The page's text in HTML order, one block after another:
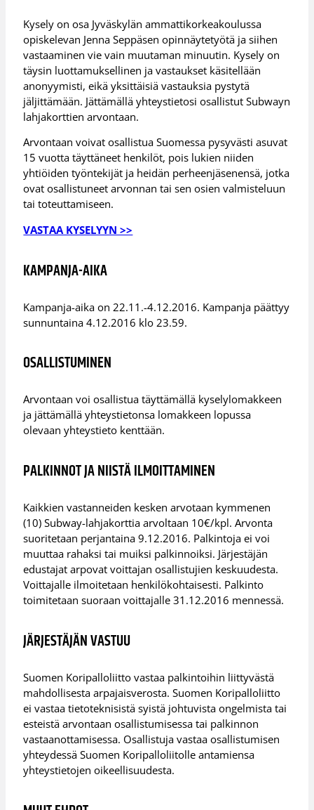
Kysely on osa Jyväskylän ammattikorkeakoulussa
opiskelevan Jenna Seppäsen opinnäytetyötä ja siihen
vastaaminen vie vain muutaman minuutin. Kysely on
täysin luottamuksellinen ja vastaukset käsitellään
anonyymisti, eikä yksittäisiä vastauksia pystytä
jäljittämään. Jättämällä yhteystietosi osallistut Subwayn
lahjakorttien arvontaan.
Arvontaan voivat osallistua Suomessa pysyvästi asuvat
15 vuotta täyttäneet henkilöt, pois lukien niiden
yhtiöiden työntekijät ja heidän perheenjäsenensä, jotka
ovat osallistuneet arvonnan tai sen osien valmisteluun
tai toteuttamiseen.
VASTAA KYSELYYN >>
KAMPANJA-AIKA
Kampanja-aika on 22.11.-4.12.2016. Kampanja päättyy
sunnuntaina 4.12.2016 klo 23.59.
OSALLISTUMINEN
Arvontaan voi osallistua täyttämällä kyselylomakkeen
ja jättämällä yhteystietonsa lomakkeen lopussa
olevaan yhteystieto kenttään.
PALKINNOT JA NIISTÄ ILMOITTAMINEN
Kaikkien vastanneiden kesken arvotaan kymmenen
(10) Subway-lahjakorttia arvoltaan 10€/kpl. Arvonta
suoritetaan perjantaina 9.12.2016. Palkintoja ei voi
muuttaa rahaksi tai muiksi palkinnoiksi. Järjestäjän
edustajat arpovat voittajan osallistujien keskuudesta.
Voittajalle ilmoitetaan henkilökohtaisesti. Palkinto
toimitetaan suoraan voittajalle 31.12.2016 mennessä.
JÄRJESTÄJÄN VASTUU
Suomen Koripalloliitto vastaa palkintoihin liittyvästä
mahdollisesta arpajaisverosta. Suomen Koripalloliitto
ei vastaa tietoteknisistä syistä johtuvista ongelmista tai
esteistä arvontaan osallistumisessa tai palkinnon
vastaanottamisessa. Osallistuja vastaa osallistumisen
yhteydessä Suomen Koripalloliitolle antamiensa
yhteystietojen oikeellisuudesta.